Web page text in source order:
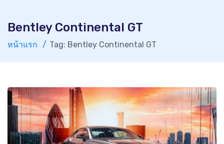
Bentley Continental GT
หน้าแรก Tag: Bentley Continental GT